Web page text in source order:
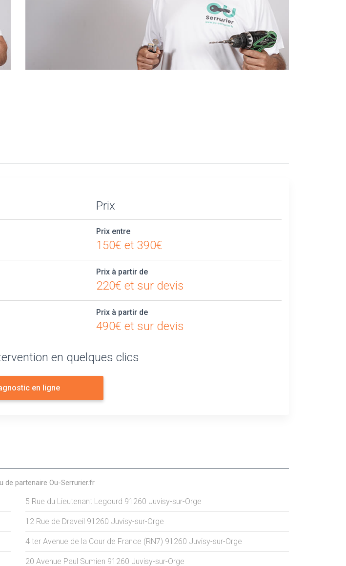
Prix
Prix entre
150€ et 390€
Prix à partir de
220€ et sur devis
Prix à partir de
490€ et sur devis
en quelques clics
en ligne
partenaire Ou-Serrurier.fr
5 Rue du Lieutenant Legourd 91260 Juvisy-sur-Orge
12 Rue de Draveil 91260 Juvisy-sur-Orge
4 ter Avenue de la Cour de France (RN7) 91260 Juvisy-sur-Orge
20 Avenue Paul Sumien 91260 Juvisy-sur-Orge